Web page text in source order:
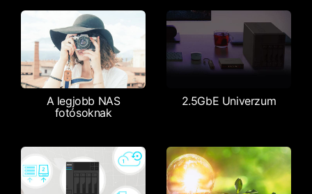
A legjobb NAS
fotósoknak
2.5GbE Univerzum